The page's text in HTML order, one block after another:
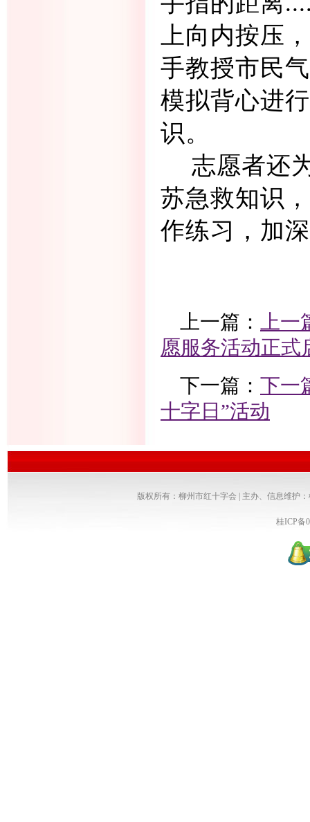
上向内按压
手教授市民
模拟背心进
识。
志愿者还
苏急救知识
作练习，加
上一篇：
上
愿服务活动正式
下一篇： 下一
十字日”活动
版权所有：柳州市红十字会 | 主办、信息维护
桂ICP备